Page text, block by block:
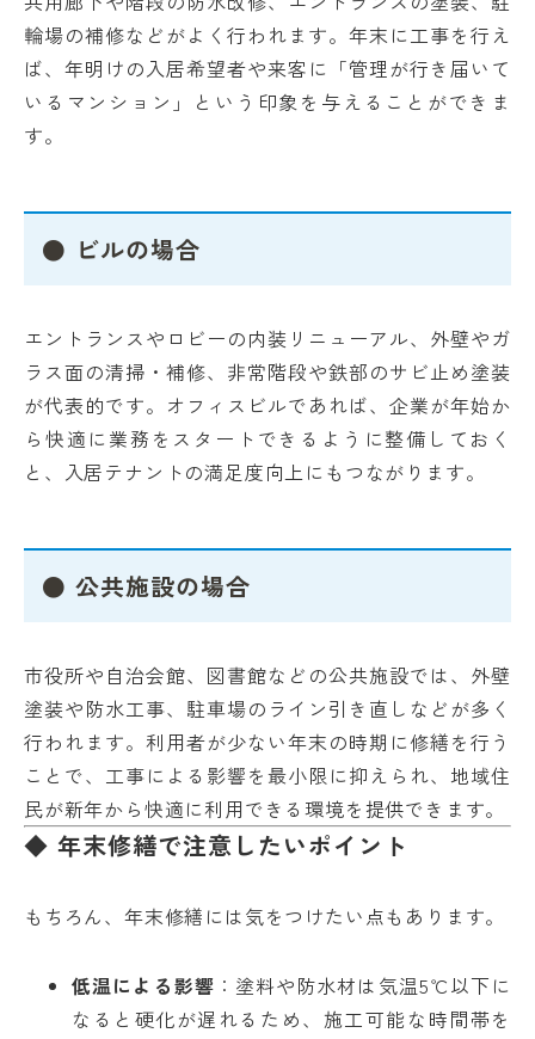
輪場の補修などがよく行われます。年末に工事を行え
ば、年明けの入居希望者や来客に「管理が行き届いて
いるマンション」という印象を与えることができま
す。
● ビルの場合
エントランスやロビーの内装リニューアル、外壁やガ
ラス面の清掃・補修、非常階段や鉄部のサビ止め塗装
が代表的です。オフィスビルであれば、企業が年始か
ら快適に業務をスタートできるように整備しておく
と、入居テナントの満足度向上にもつながります。
● 公共施設の場合
市役所や自治会館、図書館などの公共施設では、外壁
塗装や防水工事、駐車場のライン引き直しなどが多く
行われます。利用者が少ない年末の時期に修繕を行う
ことで、工事による影響を最小限に抑えられ、地域住
民が新年から快適に利用できる環境を提供できます。
◆ 年末修繕で注意したいポイント
もちろん、年末修繕には気をつけたい点もあります。
低温による影響 ：塗料や防水材は気温5℃以下に
なると硬化が遅れるため、施工可能な時間帯を